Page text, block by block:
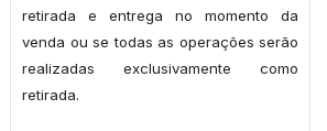
retirada e entrega no momento da
venda ou se todas as operações serão
realizadas exclusivamente como
retirada.